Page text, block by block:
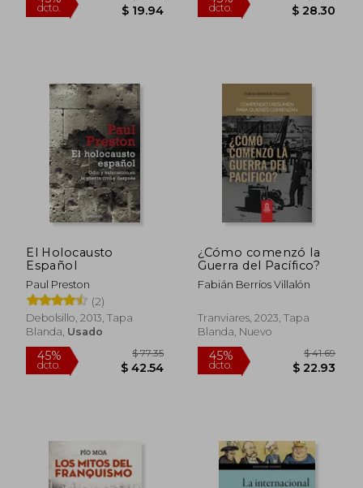
45%
dcto. $ 19.94
45%
dcto.
El Holocausto
Español
Paul Preston
(2)
Debolsillo, 2013, Tapa
Blanda, Usado
¿Cómo comenzó la
Guerra del Pacífico?
Fabián Berríos Villalón
Tranviares, 2023, Tapa
Blanda, Nuevo